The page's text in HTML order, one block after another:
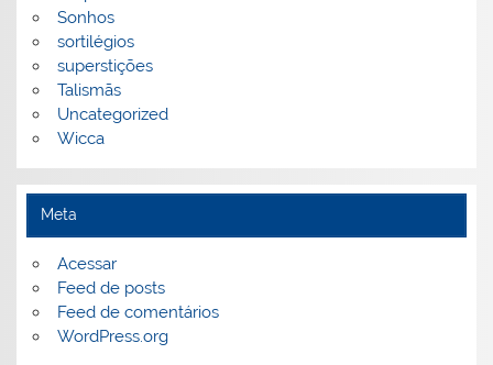
Sonhos
sortilégios
superstições
Talismãs
Uncategorized
Wicca
Meta
Acessar
Feed de posts
Feed de comentários
WordPress.org